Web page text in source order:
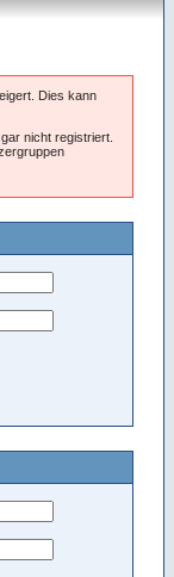
Dies kann
nicht registriert.